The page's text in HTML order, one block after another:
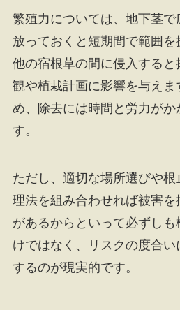
繁殖力については、地下茎で
放っておくと短期間で範囲
他の宿根草の間に侵入する
観や植栽計画に影響を与えま
め、除去には時間と労力が
す。
ただし、適切な場所選びや
理法を組み合わせれば被害
があるからといって必ずし
けではなく、リスクの度合
するのが現実的です。